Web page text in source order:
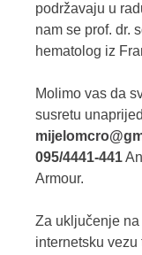
podržavaju u
nam se prof. dr.
hematolog iz
Molimo vas da
susretu
095/4441-441
Armour.
Za uključenje
internetsku